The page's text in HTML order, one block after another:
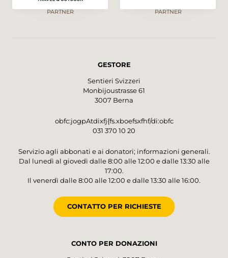
PARTNER PARTNER
GESTORE
Sentieri Svizzeri
Monbijoustrasse 61
3007 Berna
obfc:jogpAtdixfj{fs.xboefsxfhf/di:obfc
031 370 10 20
Servizio agli abbonati e ai donatori; informazioni generali.
Dal lunedì al giovedì dalle 8:00 alle 12:00 e dalle 13:30 alle
17:00.
Il venerdì dalle 8:00 alle 12:00 e dalle 13:30 alle 16:00.
CONTATTO PER RICHIESTE
CONTO PER DONAZIONI